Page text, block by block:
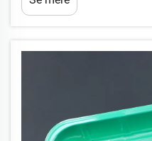
mad og tilbyder en
gennemsigtighed,
fremvisning af et bredt